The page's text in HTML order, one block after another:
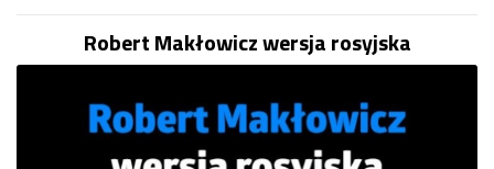
Robert Makłowicz wersja rosyjska